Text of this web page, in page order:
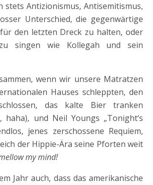
stets Antizionismus, Antisemitismus,
Unterschied, die gegenwärtige
den letzten Dreck zu halten, oder
singen wie Kollegah und sein
wenn wir unsere Matratzen
Hauses schleppten, den
das kalte Bier tranken
haha), und Neil Youngs „Tonight‘s
jenes zerschossene Requiem,
der Hippie-Ära seine Pforten weit
my mind!
Jahr auch, dass das amerikanische